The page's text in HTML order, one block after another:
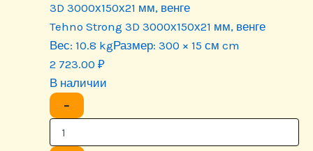
3D 3000х150х21 мм, венге
Tehno Strong 3D 3000х150х21 мм, венге
Вес: 10.8 kgРазмер: 300 × 15 см cm
2 723.00 ₽
В наличии
−